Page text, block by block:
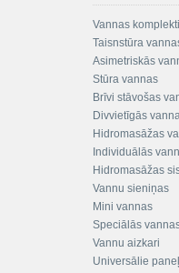
Vannas komplekti
Taisnstūra
Asimetriskās
Stūra vannas
Brīvi stāvošas
Divvietīgās
Hidromasāžas
Individuālās
Hidromasāžas
Vannu sieniņas
Mini vannas
Speciālās
Vannu aizkari
Universālie